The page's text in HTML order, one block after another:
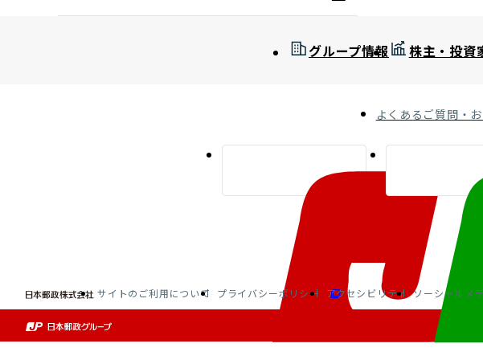
グループ情報 株主・投資
よくあるご質問・
サイトのご利用について プライバシーポリシー アクセシビリティ ソーシャルメ